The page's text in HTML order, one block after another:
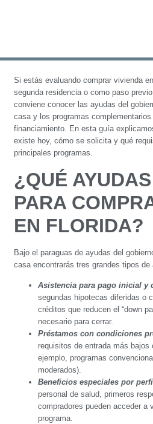
Si estás evaluando comprar vivienda
segunda residencia o como paso
conviene conocer las ayudas del
casa y los programas complementarios
financiamiento. En esta guía
existe hoy, cómo se solicita y qué
principales programas.
¿QUÉ
PARA
EN FLORIDA?
Bajo el paraguas de ayudas del
casa encontrarás tres grandes tipos de
Asistencia para pago inicial y
segundas hipotecas diferidas o
créditos que reducen el “down
necesario para cerrar.
Préstamos con condiciones
requisitos de entrada más
ejemplo, programas
moderados).
Beneficios especiales por
personal de salud, primeros
compradores pueden acceder a
programa.